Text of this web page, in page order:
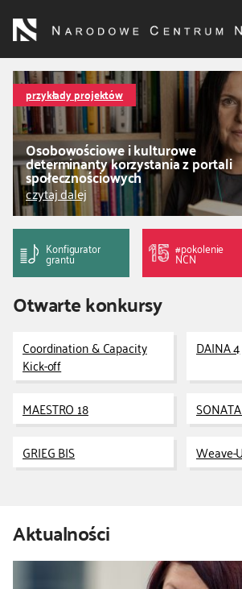
treści
o NCN
dla wnioskodawców
dla realizujących projekty
dla ekspertów
efekty NCN
współpraca międzynarodowa
nagroda NCN
kontakt
przykłady projektów
Osobowościowe i kulturowe
determinanty korzystania z portali
społecznościowych
czytaj dalej
Konfigurator
grantu
#pokolenie
NCN
Otwarte konkursy
Coordination & Capacity
Kick-off
DAINA 4
MAESTRO 18
GRIEG BIS
Weave-
Aktualności